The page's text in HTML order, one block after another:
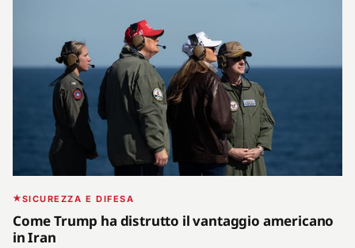
SICUREZZA E DIFESA
Come Trump ha distrutto il vantaggio americano
in Iran